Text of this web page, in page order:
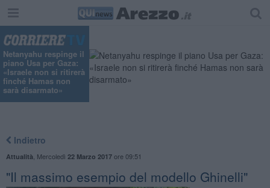
Netanyahu respinge il
piano Usa per Gaza:
«Israele non si ritirerà
finché Hamas non
sarà disarmato»
Indietro
Attualità Mercoledì 22 Marzo 2017ore 09:51
"Il massimo esempio del modello Ghinelli"